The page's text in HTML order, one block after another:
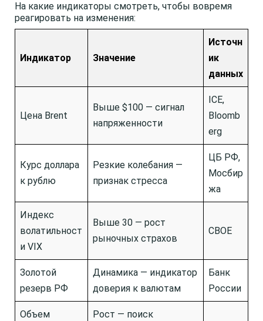
На какие индикаторы смотреть, чтобы вовремя
реагировать на изменения:
Индикатор Значение
Источн
ик
данных
Цена Brent
Выше $100 — сигнал
напряженности
ICE,
Bloomb
erg
Курс доллара
к рублю
Резкие колебания —
признак стресса
ЦБ РФ,
Мосбир
жа
Индекс
волатильност
и VIX
Выше 30 — рост
рыночных страхов
CBOE
Золотой
резерв РФ
Динамика — индикатор
доверия к валютам
Банк
России
Объем
Рост — поиск